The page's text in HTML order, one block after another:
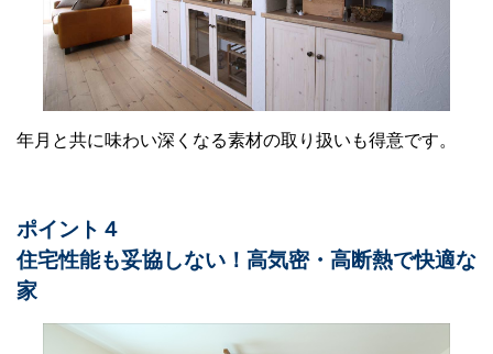
年月と共に味わい深くなる素材の取り扱いも得意です。
ポイント４
住宅性能も妥協しない！高気密・高断熱で快適な
家